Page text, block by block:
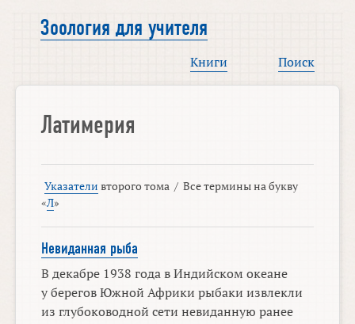
Зоология для учителя
Книги Поиск
Латимерия
Указатели второго тома / Все термины на букву
«Л»
Невиданная рыба
В декабре 1938 года в Индийском океане
у берегов Южной Африки рыбаки извлекли
из глубоководной сети невиданную ранее